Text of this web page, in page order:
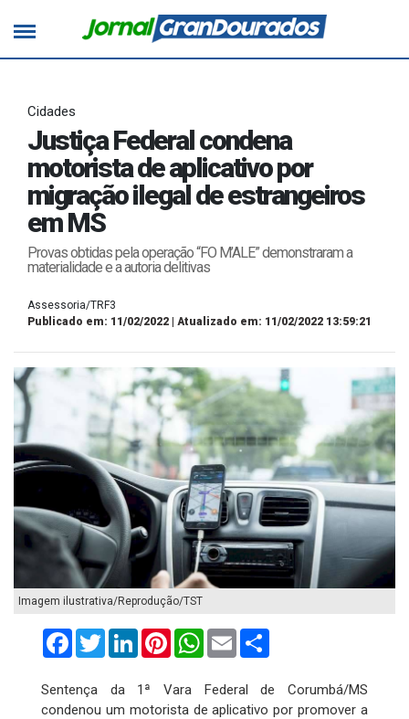
Cidades
Justiça Federal condena
motorista de aplicativo por
migração ilegal de estrangeiros
em MS
Provas obtidas pela operação “FO M’ALE” demonstraram a
materialidade e a autoria delitivas
Assessoria/TRF3
Publicado em: 11/02/2022 | Atualizado em: 11/02/2022 13:59:21
Imagem ilustrativa/Reprodução/TST
FacebookTwitterLinkedInPinterestWhatsApp
Email
Sentença da 1ª Vara Federal de Corumbá/MS
condenou um motorista de aplicativo por promover a